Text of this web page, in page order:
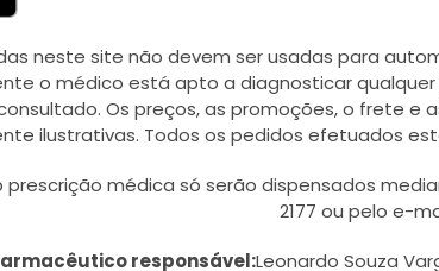
(1)
(46)
neste site não devem ser usadas para
o médico está apto a diagnosticar
Os preços, as promoções, o frete
ilustrativas. Todos os pedidos efetuados
médica só serão dispensados
2177 ou pelo e-
responsável:Leonardo Souza